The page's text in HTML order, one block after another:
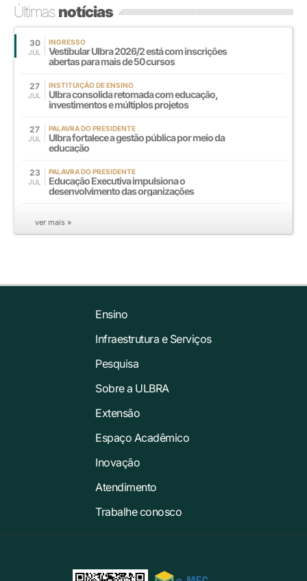
Últimasnotícias
30
JUL
INGRESSO
Vestibular Ulbra 2026/2 está com inscrições
abertas para mais de 50 cursos
27
JUL
INSTITUIÇÃO DE ENSINO
Ulbra consolida retomada com educação,
investimentos e múltiplos projetos
27
JUL
PALAVRA DO PRESIDENTE
Ulbra fortalece a gestão pública por meio da
educação
23
JUL
PALAVRA DO PRESIDENTE
Educação Executiva impulsiona o
desenvolvimento das organizações
ver mais »
Ensino
Infraestrutura e Serviços
Pesquisa
Sobre a ULBRA
Extensão
Espaço Acadêmico
Inovação
Atendimento
Trabalhe conosco